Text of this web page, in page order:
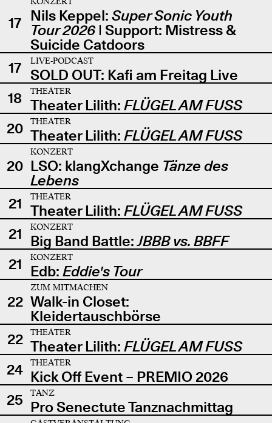
17 Nils Keppel: Super Sonic Youth
Tour 2026| Support: Mistress &
Suicide Catdoors
17
LIVE-PODCAST
SOLD OUT: Kafi am Freitag Live
18
THEATER
Theater Lilith: FLÜGEL AM FUSS
20
THEATER
Theater Lilith: FLÜGEL AM FUSS
20
KONZERT
LSO: klangXchange Tänze des
Lebens
21
THEATER
Theater Lilith: FLÜGEL AM FUSS
21
KONZERT
Big Band Battle:JBBB vs. BBFF
21
KONZERT
Edb: Eddie's Tour
22
ZUM MITMACHEN
Walk-in Closet:
Kleidertauschbörse
22
THEATER
Theater Lilith: FLÜGEL AM FUSS
24
THEATER
Kick Off Event – PREMIO 2026
25
TANZ
Pro Senectute Tanznachmittag